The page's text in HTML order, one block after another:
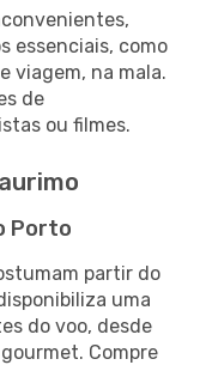
essenciais, como
viagem, na mala.
de
ou filmes.
Porto
partir do
uma
do voo, desde
Compre